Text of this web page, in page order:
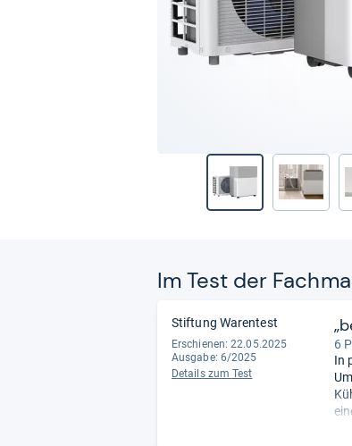
Im Test der
Stiftung Warentest
Erschienen: 22.05.2025
Ausgabe: 6/2025
Details zum Test
6
In